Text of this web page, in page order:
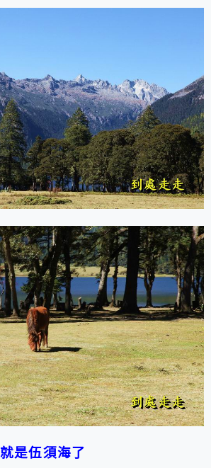
是伍須海了